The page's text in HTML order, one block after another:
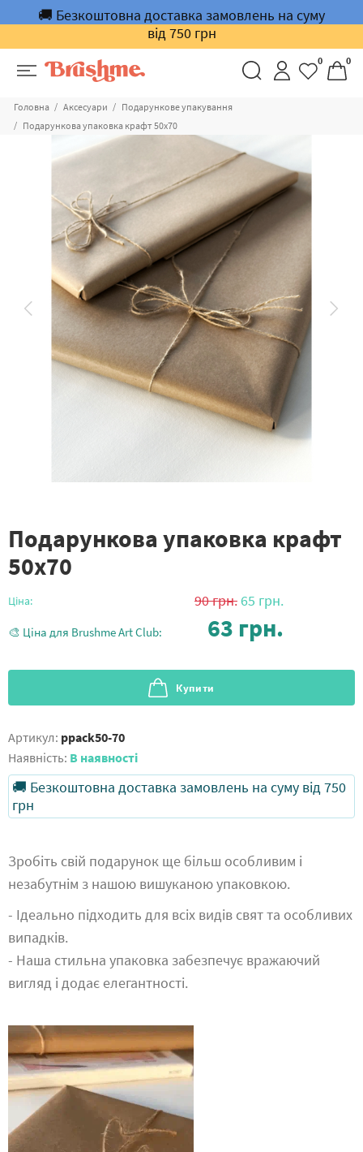
🚚 Безкоштовна доставка замовлень на суму
від 750 грн
0 0
Головна Аксесуари
Подарункове упакування
Подарункова упаковка крафт 50х70
Подарункова упаковка крафт
50х70
Ціна: 90грн. 65 грн.
🎨 Ціна для Brushme Art Club: 63 грн.
Купити
Артикул: ppack50-70
Наявність: В наявності
🚚 Безкоштовна доставка замовлень на суму від 750
грн
Зробіть свій подарунок ще більш особливим і
незабутнім з нашою вишуканою упаковкою.
- Ідеально підходить для всіх видів свят та особливих
випадків.
- Наша стильна упаковка забезпечує вражаючий
вигляд і додає елегантності.